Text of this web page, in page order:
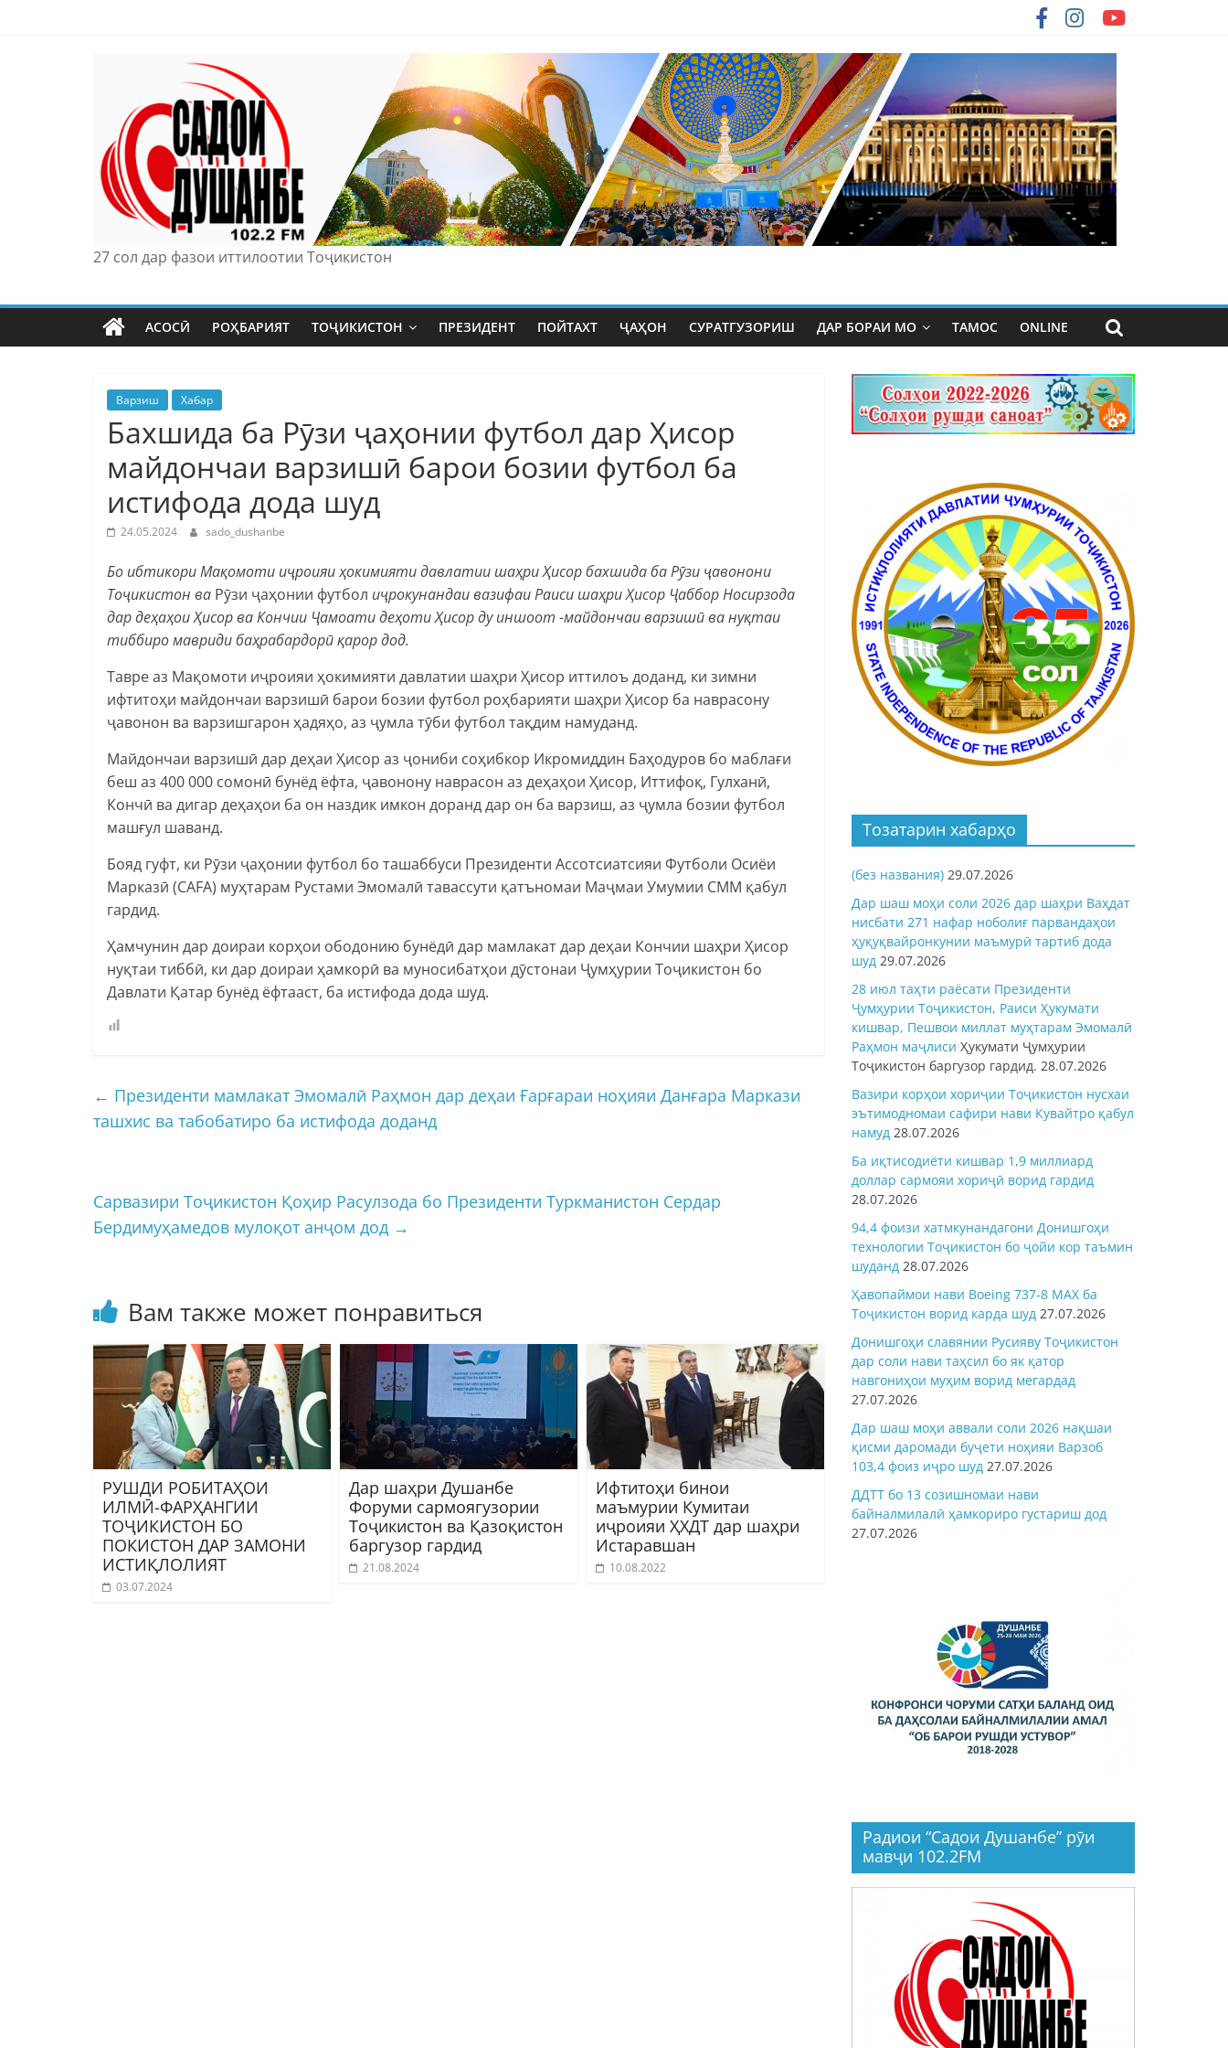
27 сол дар фазои иттилоотии Тоҷикистон
АСОСӢ РОҲБАРИЯТ ТОҶИКИСТОН ПРЕЗИДЕНТ ПОЙТАХТ ҶАҲОН СУРАТГУЗОРИШ ДАР БОРАИ МО ТАМОС ONLINE
Варзиш Хабар
Бахшида ба Рӯзи ҷаҳонии футбол дар Ҳисор
майдончаи варзишӣ барои бозии футбол ба
истифода дода шуд
24.05.2024 sado_dushanbe
Бо ибтикори Мақомоти иҷроияи ҳокимияти давлатии шаҳри Ҳисор бахшида ба Рӯзи ҷавонони
Тоҷикистон ва Рӯзи ҷаҳонии футбол иҷрокунандаи вазифаи Раиси шаҳри Ҳисор Ҷаббор Носирзода
дар деҳаҳои Ҳисор ва Кончии Ҷамоати деҳоти Ҳисор ду иншоот -майдончаи варзишӣ ва нуқтаи
тиббиро мавриди баҳрабардорӣ қарор дод.
Тавре аз Мақомоти иҷроияи ҳокимияти давлатии шаҳри Ҳисор иттилоъ доданд, ки зимни
ифтитоҳи майдончаи варзишӣ барои бозии футбол роҳбарияти шаҳри Ҳисор ба наврасону
ҷавонон ва варзишгарон ҳадяҳо, аз ҷумла тӯби футбол тақдим намуданд.
Майдончаи варзишӣ дар деҳаи Ҳисор аз ҷониби соҳибкор Икромиддин Баҳодуров бо маблағи
беш аз 400 000 сомонӣ бунёд ёфта, ҷавонону наврасон аз деҳаҳои Ҳисор, Иттифоқ, Гулханӣ,
Кончӣ ва дигар деҳаҳои ба он наздик имкон доранд дар он ба варзиш, аз ҷумла бозии футбол
машғул шаванд.
Бояд гуфт, ки Рӯзи ҷаҳонии футбол бо ташаббуси Президенти Ассотсиатсияи Футболи Осиёи
Марказӣ (CAFA) муҳтарам Рустами Эмомалӣ тавассути қатъномаи Маҷмаи Умумии СММ қабул
гардид.
Ҳамчунин дар доираи корҳои ободонию бунёдӣ дар мамлакат дар деҳаи Кончии шаҳри Ҳисор
нуқтаи тиббӣ, ки дар доираи ҳамкорӣ ва муносибатҳои дӯстонаи Ҷумҳурии Тоҷикистон бо
Давлати Қатар бунёд ёфтааст, ба истифода дода шуд.
← Президенти мамлакат Эмомалӣ Раҳмон дар деҳаи Ғарғараи ноҳияи Данғара Маркази
ташхис ва табобатиро ба истифода доданд
Сарвазири Тоҷикистон Қоҳир Расулзода бо Президенти Туркманистон Сердар
Бердимуҳамедов мулоқот анҷом дод →
Вам также может понравиться
РУШДИ РОБИТАҲОИ
ИЛМӢ-ФАРҲАНГИИ
ТОҶИКИСТОН БО
ПОКИСТОН ДАР ЗАМОНИ
ИСТИҚЛОЛИЯТ
03.07.2024
Дар шаҳри Душанбе
Форуми сармоягузории
Тоҷикистон ва Қазоқистон
баргузор гардид
21.08.2024
Ифтитоҳи бинои
маъмурии Кумитаи
иҷроияи ҲХДТ дар шаҳри
Истаравшан
10.08.2022
Тозатарин хабарҳо
(без названия) 29.07.2026
Дар шаш моҳи соли 2026 дар шаҳри Ваҳдат
нисбати 271 нафар ноболиғ парвандаҳои
ҳуқуқвайронкунии маъмурӣ тартиб дода
шуд 29.07.2026
28 июл таҳти раёсати Президенти
Ҷумҳурии Тоҷикистон, Раиси Ҳукумати
кишвар, Пешвои миллат муҳтарам Эмомалӣ
Раҳмон маҷлиси Ҳукумати Ҷумҳурии
Тоҷикистон баргузор гардид. 28.07.2026
Вазири корҳои хориҷии Тоҷикистон нусхаи
эътимодномаи сафири нави Кувайтро қабул
намуд 28.07.2026
Ба иқтисодиёти кишвар 1,9 миллиард
доллар сармояи хориҷӣ ворид гардид
28.07.2026
94,4 фоизи хатмкунандагони Донишгоҳи
технологии Тоҷикистон бо ҷойи кор таъмин
шуданд 28.07.2026
Ҳавопаймои нави Boeing 737-8 MAX ба
Тоҷикистон ворид карда шуд 27.07.2026
Донишгоҳи славянии Русияву Тоҷикистон
дар соли нави таҳсил бо як қатор
навгониҳои муҳим ворид мегардад
27.07.2026
Дар шаш моҳи аввали соли 2026 нақшаи
қисми даромади буҷети ноҳияи Варзоб
103,4 фоиз иҷро шуд 27.07.2026
ДДТТ бо 13 созишномаи нави
байналмилалӣ ҳамкориро густариш дод
27.07.2026
Радиои “Садои Душанбе” рӯи
мавҷи 102.2FM